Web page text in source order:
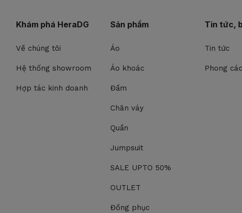
Khám phá HeraDG
Về chúng tôi
Hệ thống showroom
Hợp tác kinh doanh
Sản phẩm
Áo
Áo khoác
Đầm
Chân váy
Quần
Jumpsuit
SALE UPTO 50%
OUTLET
Đồng phục
Tin tức,
Tin tức
Phong